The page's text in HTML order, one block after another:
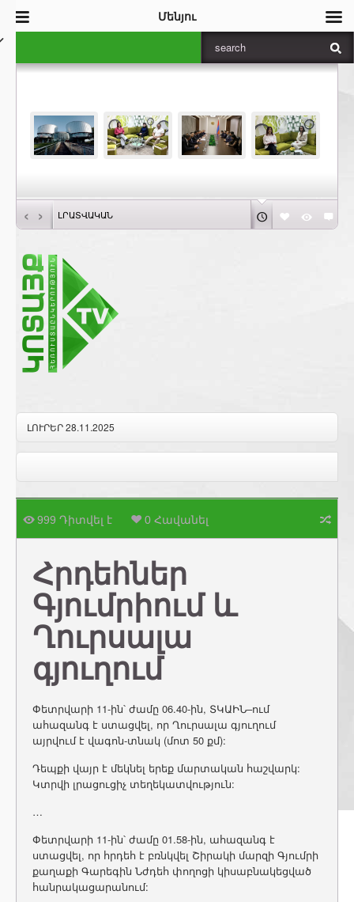
‹ › ԼՐԱՏՎԱԿԱՆ
ԼՈՒՐԵՐ 28.11.2025
999 Դիտվել է 0 Հավանել
Հրդեհներ
Գյումրիում և
Ղուրսալա
գյուղում
Փետրվարի 11-ին՝ ժամը 06.40-ին, ՏԿԱԻՆ–ում
ահազանգ է ստացվել, որ Ղուրսալա գյուղում
այրվում է վագոն-տնակ (մոտ 50 քմ):
Դեպքի վայր է մեկնել երեք մարտական հաշվարկ:
Կտրվի լրացուցիչ տեղեկատվություն:
…
Փետրվարի 11-ին՝ ժամը 01.58-ին, ահազանգ է
ստացվել, որ հրդեհ է բռնկվել Շիրակի մարզի Գյումրի
քաղաքի Գարեգին Նժդեհ փողոցի կիսաբնակեցված
հանրակացարանում:
Մենյու